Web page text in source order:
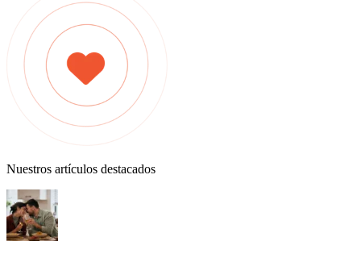
Nuestros artículos destacados